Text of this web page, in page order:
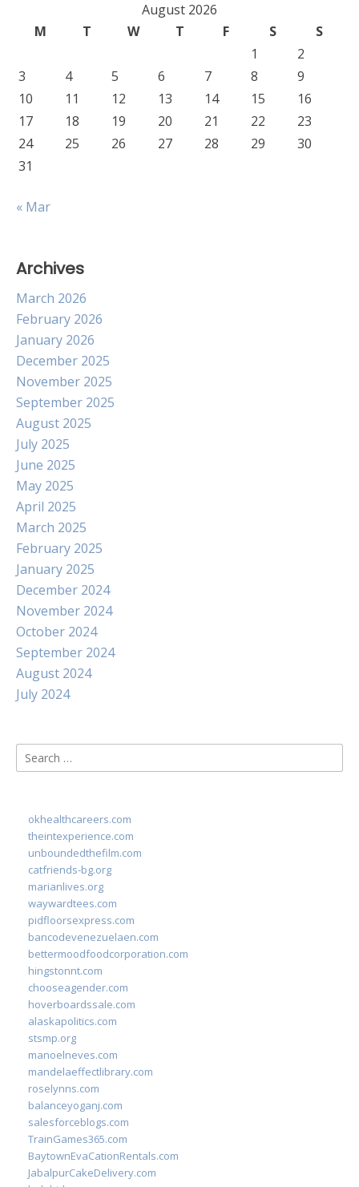
August 2026
M
T W T F S
S
1
2
3
4 5 6 7 8
9
10
11 12 13 14 15
16
17
18 19 20 21 22
23
24
25 26 27 28 29
30
31
« Mar
Archives
March 2026
February 2026
January 2026
December 2025
November 2025
September 2025
August 2025
July 2025
June 2025
May 2025
April 2025
March 2025
February 2025
January 2025
December 2024
November 2024
October 2024
September 2024
August 2024
July 2024
Search
for:
okhealthcareers.com
theintexperience.com
unboundedthefilm.com
catfriends-bg.org
marianlives.org
waywardtees.com
pidfloorsexpress.com
bancodevenezuelaen.com
bettermoodfoodcorporation.com
hingstonnt.com
chooseagender.com
hoverboardssale.com
alaskapolitics.com
stsmp.org
manoelneves.com
mandelaeffectlibrary.com
roselynns.com
balanceyoganj.com
salesforceblogs.com
TrainGames365.com
BaytownEvaCationRentals.com
JabalpurCakeDelivery.com